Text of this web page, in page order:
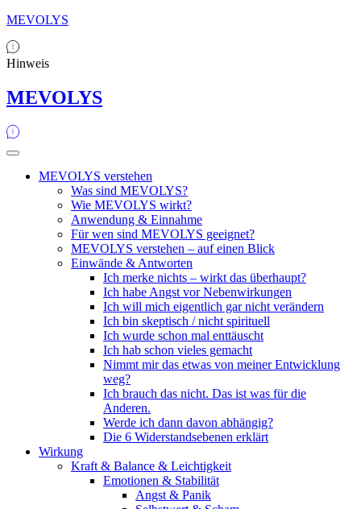
MEVOLYS
Hinweis
MEVOLYS
MEVOLYS verstehen
Was sind MEVOLYS?
Wie MEVOLYS wirkt?
Anwendung & Einnahme
Für wen sind MEVOLYS geeignet?
MEVOLYS verstehen – auf einen Blick
Einwände & Antworten
Ich merke nichts – wirkt das überhaupt?
Ich habe Angst vor Nebenwirkungen
Ich will mich eigentlich gar nicht verändern
Ich bin skeptisch / nicht spirituell
Ich wurde schon mal enttäuscht
Ich hab schon vieles gemacht
Nimmt mir das etwas von meiner Entwicklung
weg?
Ich brauch das nicht. Das ist was für die
Anderen.
Werde ich dann davon abhängig?
Die 6 Widerstandsebenen erklärt
Wirkung
Kraft & Balance & Leichtigkeit
Emotionen & Stabilität
Angst & Panik